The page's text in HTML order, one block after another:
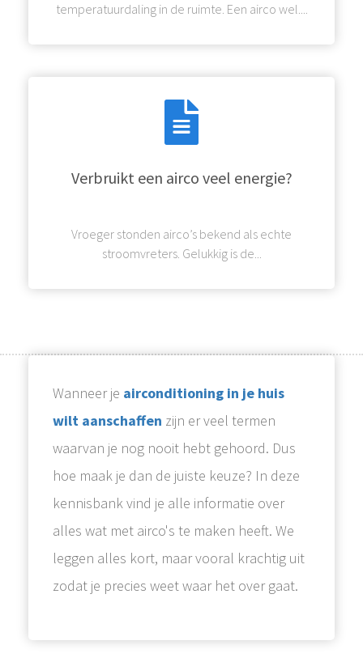
temperatuurdaling in de ruimte. Een airco wel....
Verbruikt een airco veel energie?
Vroeger stonden airco’s bekend als echte
stroomvreters. Gelukkig is de...
Wanneer je airconditioning in je huis
wilt aanschaffen zijn er veel termen
waarvan je nog nooit hebt gehoord. Dus
hoe maak je dan de juiste keuze? In deze
kennisbank vind je alle informatie over
alles wat met airco's te maken heeft. We
leggen alles kort, maar vooral krachtig uit
zodat je precies weet waar het over gaat.